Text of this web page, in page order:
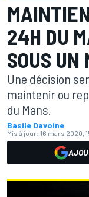
24H DU
SOUS UN
Une décision
maintenir ou
du Mans.
Basile Davoine
Mis à jour: 16 mars 2020,